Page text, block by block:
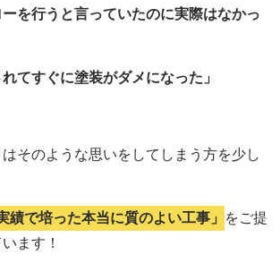
ーを行うと言っていたのに実際はなかっ
れてすぐに塗装がダメになった」
そのような思いをしてしまう方を少し
績で培った本当に質のよい工事」
をご提
ます！